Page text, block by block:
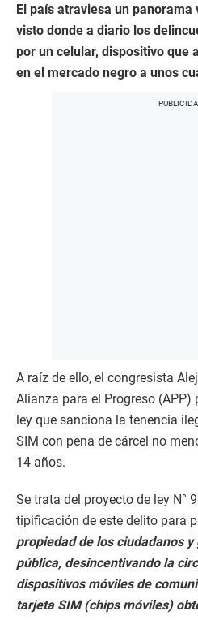
El país atraviesa un
visto donde a diario los
por un celular, dispositivo que
en el mercado negro a unos
A raíz de ello, el congresista
Alianza para el Progreso (APP)
ley que sanciona la tenencia
SIM con pena de cárcel no
14 años.
Se trata del proyecto de ley N°
tipificación de este delito para
propiedad de los ciudadanos
pública, desincentivando la
dispositivos móviles de
tarjeta SIM (chips móviles)